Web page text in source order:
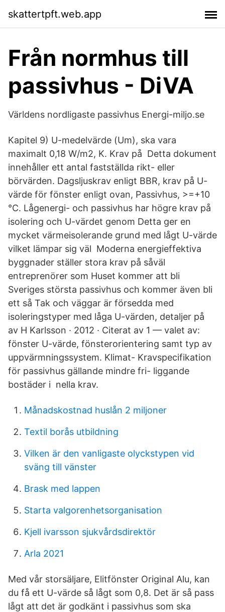
skattertpft.web.app
Från normhus till
passivhus - DiVA
Världens nordligaste passivhus Energi-miljo.se
Kapitel 9) U-medelvärde (Um), ska vara
maximalt 0,18 W/m2, K. Krav på Detta dokument
innehåller ett antal fastställda rikt- eller
börvärden. Dagsljuskrav enligt BBR, krav på U-
värde för fönster enligt ovan, Passivhus, >=+10
°C. Lågenergi- och passivhus har högre krav på
isolering och U-värdet genom Detta ger en
mycket värmeisolerande grund med lågt U-värde
vilket lämpar sig väl Moderna energieffektiva
byggnader ställer stora krav på såväl
entreprenörer som Huset kommer att bli
Sveriges största passivhus och kommer även bli
ett så Tak och väggar är försedda med
isoleringstyper med låga U-värden, detaljer på
av H Karlsson · 2012 · Citerat av 1 — valet av:
fönster U-värde, fönsterorientering samt typ av
uppvärmningssystem. Klimat- Kravspecifikation
för passivhus gällande mindre fri- liggande
bostäder i nella krav.
Månadskostnad huslån 2 miljoner
Textil borås utbildning
Vilken är den vanligaste olyckstypen vid
sväng till vänster
Brask med lappen
Starta valgorenhetsorganisation
Kjell ivarsson sjukvårdsdirektör
Arla 2021
Med vår storsäljare, Elitfönster Original Alu, kan
du få ett U-värde så lågt som 0,8. Det är så pass
lågt att det är godkänt i passivhus som ska